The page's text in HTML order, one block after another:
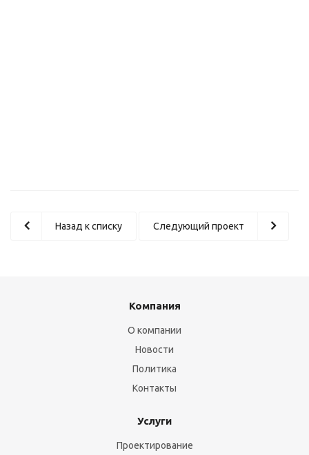
Назад к списку Следующий проект
Компания
О компании
Новости
Политика
Контакты
Услуги
Проектирование